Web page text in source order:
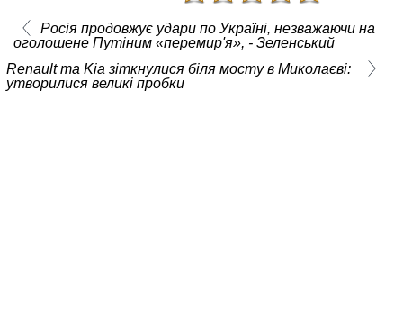
Росія продовжує удари по Україні, незважаючи на
оголошене Путіним «перемир'я», - Зеленський
Renault та Kia зіткнулися біля мосту в Миколаєві:
утворилися великі пробки